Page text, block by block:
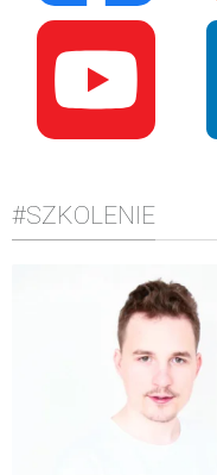
#SZKOLENIE